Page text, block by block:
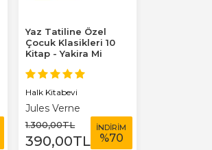
Yaz Tatiline Özel
Çocuk Klasikleri 10
Kitap - Yakira Mi
Halk Kitabevi
Jules Verne
1.300,00TL
390,00TL
İNDİRİM
%70